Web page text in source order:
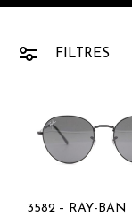
FILTRES
3582 – RAY-BAN